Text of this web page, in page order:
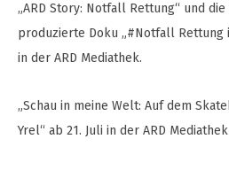
„ARD Story: Notfall Rettung“ und
produzierte Doku „#Notfall Rettung
in der ARD Mediathek.
„Schau in meine Welt: Auf dem
Yrel“ ab 21. Juli in der ARD Mediathek